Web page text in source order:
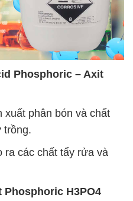
Phosphoric – Axit
phân bón và chất
trồng.
các chất tẩy rửa và
H3PO4